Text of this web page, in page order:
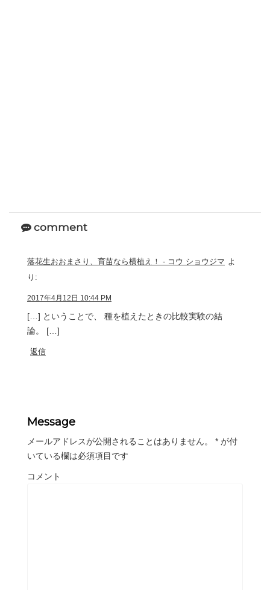
comment
落花生おおまさり、育苗なら横植え！ - コウ ショウジマ よ
り:
2017年4月12日 10:44 PM
[…] ということで、 種を植えたときの比較実験の結
論。 […]
返信
Message
メールアドレスが公開されることはありません。 * が付
いている欄は必須項目です
コメント